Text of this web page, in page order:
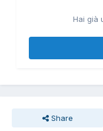
Hai già
Share